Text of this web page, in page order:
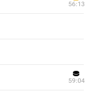
56:13
59:04